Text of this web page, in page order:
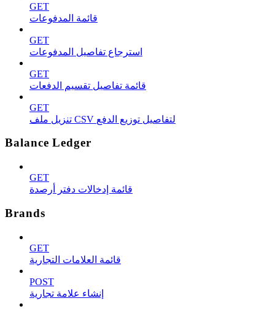
GET
قائمة المدفوعات
GET
استرجاع تفاصيل المدفوعات
GET
قائمة تفاصيل تقسيم الدفعات
GET
تنزيل ملف CSV لتفاصيل توزيع الدفع
Balance Ledger
GET
قائمة إدخالات دفتر أرصدة
Brands
GET
قائمة العلامات التجارية
POST
إنشاء علامة تجارية